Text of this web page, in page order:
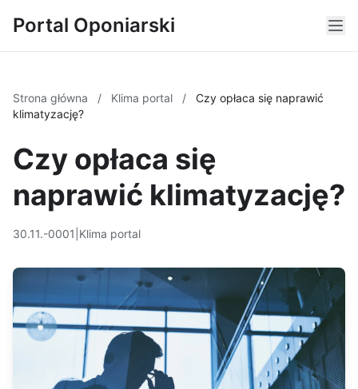
Portal Oponiarski
Strona główna / Klima portal /
Czy opłaca się naprawić
klimatyzację?
Czy opłaca się
naprawić klimatyzację?
30.11.-0001 Klima portal